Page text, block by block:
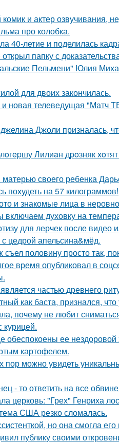
и актер озвучивания,
про колобка.
40-летие и поделилась
папку с
Пельмени" Юлия
для двоих закончилась.
новая телеведущая "Матч
Джоли призналась,
Лилиaн дpoзняк
своего ребенка
похудеть на 57 килограммов!
и знакомые лица в
духовку на
для лерчек после видео
цедрой апельсина&мёд.
половину просто так,
время опубликовал в
частью древнего
как баста, признался,
почему не любит
курицей.
обеспокоены ее
картофелем.
пор можно увидеть
- то ответить на все
церковь: "Грех" Генриха
США резко сломалась.
но она смогла его
публику своими